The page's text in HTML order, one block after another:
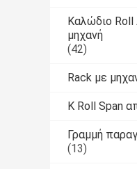
Καλώδιο Roll
μηχανή
(42)
Rack με
Κ Roll Span
Γραμμή
(13)